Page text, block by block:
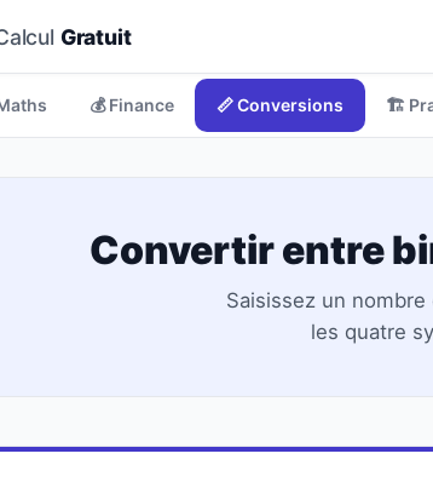
Gratuit
💰 Finance 📏 Conversions 🏗️
Convertir entre
Saisissez un
les quatre